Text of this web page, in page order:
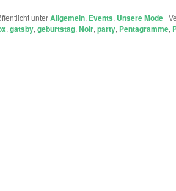
unterAllgemein, Events, Unsere Mode |
, gatsby, geburtstag, Noir, party, Pentagramme,